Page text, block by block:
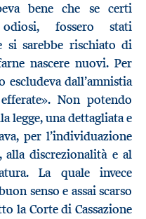
bene che se certi
fossero stati
si sarebbe rischiato di
nascere nuovi. Per
dall’amnistia
Non potendo
legge, una dettagliata e
per l’individuazione
alla discrezionalità e al
La quale invece
senso e assai scarso
la Corte di Cassazione